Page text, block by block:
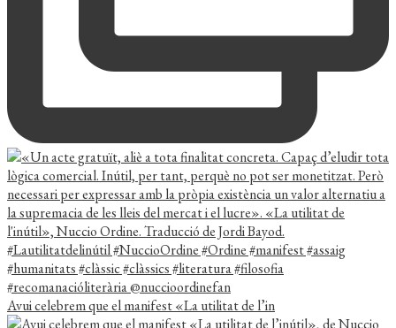
Avui celebrem que el manifest «La utilitat de l’in